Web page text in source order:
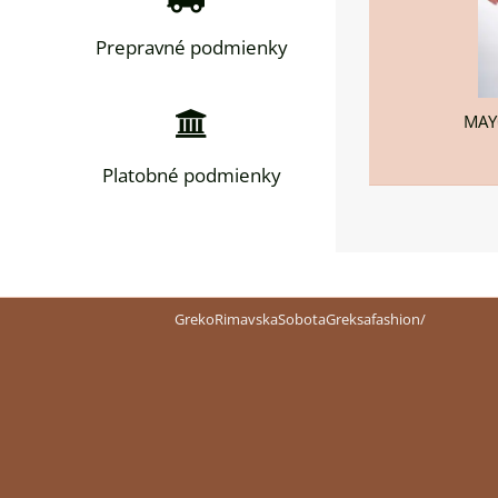
Prepravné podmienky
Platobné podmienky
GrekoRimavskaSobotaGreksafashion/